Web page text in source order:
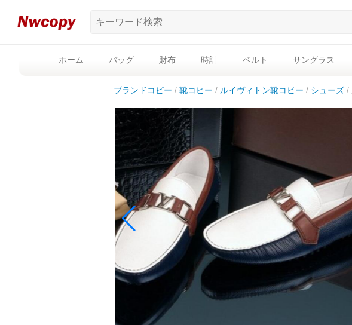
ホーム バッグ 財布 時計 ベルト サングラス
ブランドコピー 靴コピー ルイヴィトン靴コピー シューズ